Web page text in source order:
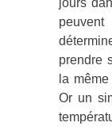
prendre
la
Or un